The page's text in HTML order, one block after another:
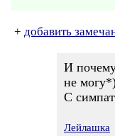
+ добавить
И
не
С
Лейлашка